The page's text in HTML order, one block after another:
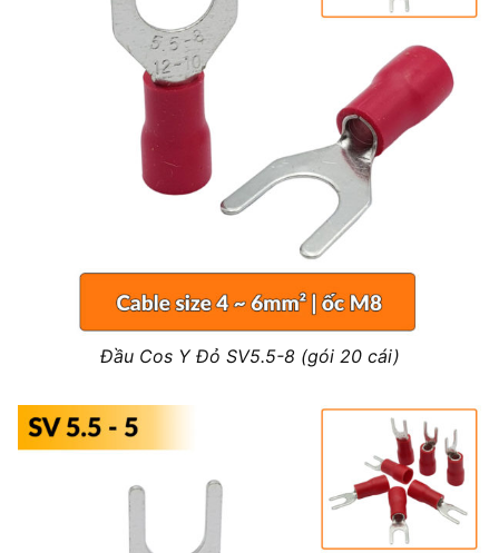
Đầu Cos Y Đỏ SV5.5-8 (gói 20 cái)